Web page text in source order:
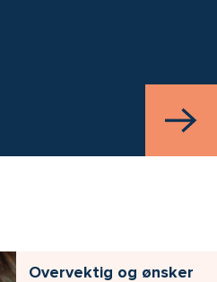
Overvektig og ønsker